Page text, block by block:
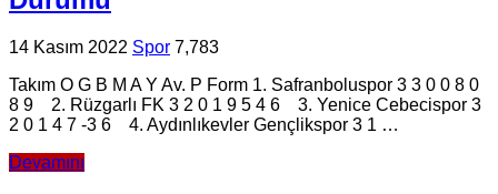
14 Kasım 2022 Spor 7,783
Takım O G B M A Y Av. P Form 1. Safranboluspor 3 3 0 0 8 0
8 9 2. Rüzgarlı FK 3 2 0 1 9 5 4 6 3. Yenice Cebecispor 3
2 0 1 4 7 -3 6 4. Aydınlıkevler Gençlikspor 3 1 …
Devamını